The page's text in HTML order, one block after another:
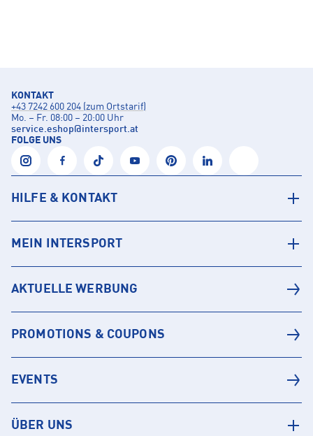
KONTAKT
+43 7242 600 204 (zum Ortstarif)
Mo. – Fr. 08:00 – 20:00 Uhr
service.eshop@intersport.at
FOLGE UNS
HILFE & KONTAKT
MEIN INTERSPORT
AKTUELLE WERBUNG
PROMOTIONS & COUPONS
EVENTS
ÜBER UNS